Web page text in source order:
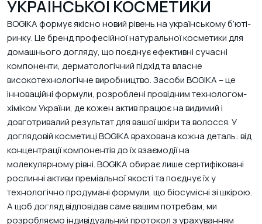
УКРАЇНСЬКОЇ КОСМЕТИКИ
BOGIKA формує якісно новий рівень на українському б’юті-
ринку. Це бренд професійної натуральної косметики для
домашнього догляду, що поєднує ефективні сучасні
компоненти, дерматологічний підхід та власне
високотехнологічне виробництво. Засоби BOGIKA – це
інноваційні формули, розроблені провідним технологом-
хіміком України, де кожен актив працює на видимий і
довготривалий результат для вашої шкіри та волосся. У
доглядовій косметиці BOGIKA врахована кожна деталь: від
концентрації компонентів до їх взаємодії на
молекулярному рівні. BOGIKA обирає лише сертифіковані
рослинні активи преміальної якості та поєднує їх у
технологічно продумані формули, що біосумісні зі шкірою.
А щоб догляд відповідав саме вашим потребам, ми
розробляємо індивідуальний протокол з урахуванням